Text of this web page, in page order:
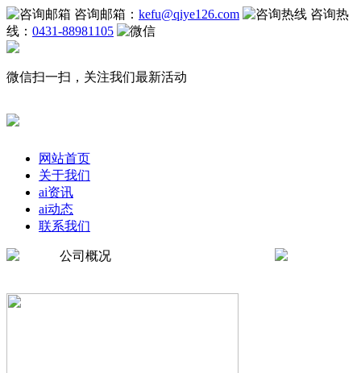
咨询邮箱： kefu@qiye126.com
咨询热
线： 0431-88981105
微信扫一扫，关注我们最新活动
网站首页
关于我们
ai资讯
ai动态
联系我们
公司概况